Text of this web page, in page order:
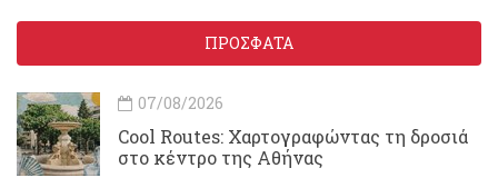
ΠΡΟΣΦΑΤΑ
07/08/2026
Cool Routes: Χαρτογραφώντας τη δροσιά
στο κέντρο της Αθήνας